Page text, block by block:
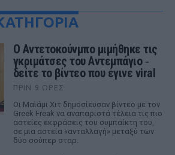
Ο Αντετοκούνμπο μιμήθηκε τις
γκριμάτσες του Αντεμπάγιο ‑
δείτε το βίντεο που έγινε viral
ΠΡΙΝ 9 ΏΡΕΣ
Οι Μαϊάμι Χιτ δημοσίευσαν βίντεο με τον
Greek Freak να αναπαριστά τέλεια τις πιο
αστείες εκφράσεις του συμπαίκτη του,
σε μια αστεία «ανταλλαγή» μεταξύ των
δύο σούπερ σταρ.